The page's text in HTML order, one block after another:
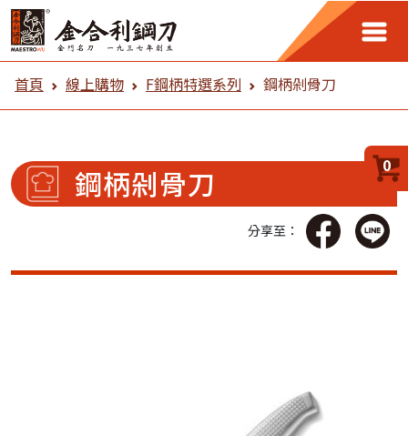
0
金合利鋼刀 線上購物
首頁 線上購物 F鋼柄特選系列 鋼柄剁骨刀
鋼柄剁骨刀
分享至：